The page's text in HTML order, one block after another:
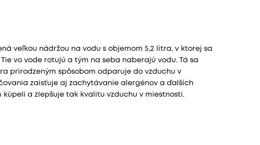
veľkou nádržou na vodu s objemom 5,2 litra, v ktorej sa
vo vode rotujú a tým na seba naberajú vodu. Tá sa
prirodzeným spôsobom odparuje do vzduchu v
zaisťuje aj zachytávanie alergénov a ďalších
a zlepšuje tak kvalitu vzduchu v miestnosti.